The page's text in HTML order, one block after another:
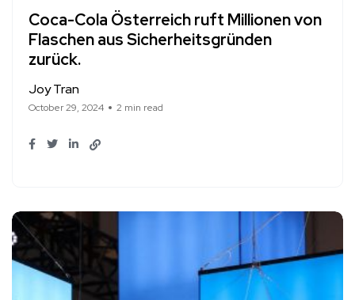
Coca-Cola Österreich ruft Millionen von
Flaschen aus Sicherheitsgründen
zurück.
Joy Tran
October 29, 2024 2 min read